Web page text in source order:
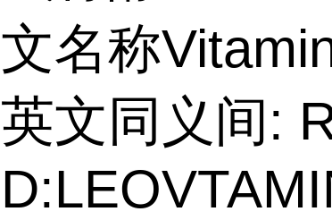
文名称
英文同义间: